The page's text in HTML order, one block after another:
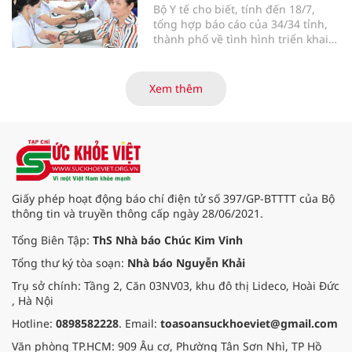
Bộ Y tế cho biết, tính đến 18/7,
tổng hợp báo cáo của 34/34 tỉnh,
thành phố về tình hình triển khai
nhận 32.286.360 người, chiếm gần
30% dân số cả nước đã được khám
Xem thêm
Giấy phép hoạt động báo chí điện tử số 397/GP-BTTTT của Bộ
thông tin và truyền thông cấp ngày 28/06/2021.
Tổng Biên Tập: ThS Nhà báo Chúc Kim Vinh
Tổng thư ký tòa soạn: Nhà báo Nguyễn Khải
Trụ sở chính: Tầng 2, Căn 03NV03, khu đô thị Lideco, Hoài Đức
, Hà Nội
Hotline: 0898582228. Email: toasoansuckhoeviet@gmail.com
Văn phòng TP.HCM: 909 Âu cơ, Phường Tân Sơn Nhì, TP Hồ